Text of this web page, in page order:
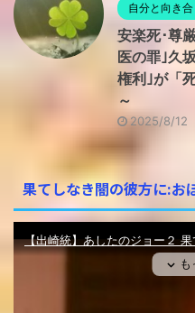
自分と向き合
安楽死･尊
医の罪｣久
権利｣が「
～
2025/8/12
果てしなき闇の彼方に:お